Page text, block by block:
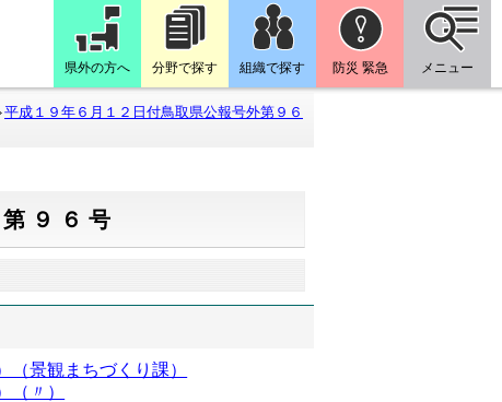
県外の方へ 分野で探す 組織で探す 防災 緊急 メニュー
平成１９年６月１２日付鳥取県公報号外第９６
９６号
景観まちづくり課）
〃）